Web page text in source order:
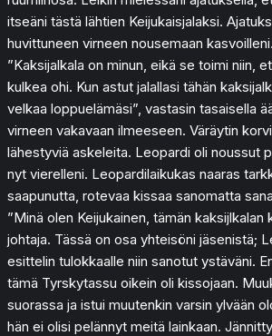
itseäni tästä lähtien Keijukaisjalaksi.
huvittuneen virneen nousemaan kasvoilleni.
”Kaksijalkala on minun, eikä se toimi niin,
kulkea ohi. Kun astut jalallasi tähän
velkaa loppuelämäsi”, vastasin tasaisella
virneen vakavaan ilmeeseen. Väräytin
lähestyviä askeleita. Leopardi oli noussut
nyt vierelleni. Leopardilaikukas naaras
saapunutta, rotevaa kissaa sanomatta
”Minä olen Keijukainen, tämän kaksijlkalan
johtaja. Tässä on osa yhteisöni jäsenistä;
esittelin tulokkaalle niin sanotut ystäväni.
tämä Tyrskytassu oikein oli kissojaan.
suorassa ja istui muutenkin varsin ylvään
hän ei olisi pelännyt meitä lainkaan.